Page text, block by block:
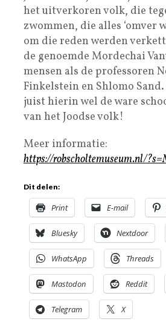
het uitverkoren volk, die
zwommen, die alles ‘omver
om die reden werden
de genoemde Mordechai
mensen als de professoren
Finkelstein en Shlomo
juist hierin wel de ware
van het Joodse volk!
Meer informatie:
https://robscholtemuseum.nl/
Dit delen:
Print E-mail
Bluesky Nextdoor
WhatsApp Threads
Mastodon Reddit
Telegram X